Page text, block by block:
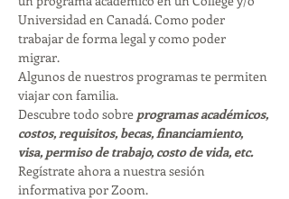
Universidad en Canadá. Como poder
trabajar de forma legal y como poder
migrar.
Algunos de nuestros programas te permiten
viajar con familia.
Descubre todo sobre programas académicos,
costos, requisitos, becas, financiamiento,
visa, permiso de trabajo, costo de vida, etc.
Regístrate ahora a nuestra sesión
informativa por Zoom.